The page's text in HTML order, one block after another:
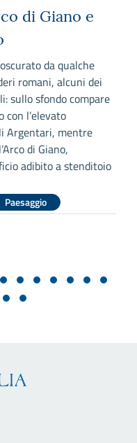
di Giano e
da qualche
romani, alcuni dei
sullo sfondo compare
con l’elevato
Argentari, mentre
di Giano,
adibito a stenditoio
Paesaggio